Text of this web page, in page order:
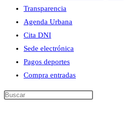
Transparencia
Agenda Urbana
Cita DNI
Sede electrónica
Pagos deportes
Compra entradas
Buscar